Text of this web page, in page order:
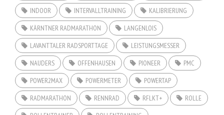
INDOOR
INTERVALLTRAINING
KALIBRIERUNG
KÄRNTNER RADMARATHON
LANGENLOIS
LAVANTTALER RADSPORTTAGE
LEISTUNGSMESSER
NAUDERS
OFFENHAUSEN PIONEER
PMC
POWER2MAX
POWERMETER
POWERTAP
RADMARATHON
RENNRAD RFLKT+
ROLLE